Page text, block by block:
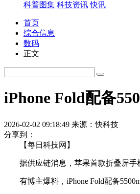
科普图集 科技资讯 快讯
首页
综合信息
数码
正文
iPhone Fold配备
2026-02-02 09:18:49 来源：快科技
分享到：
【每日科技网】
据供应链消息，苹果首款折叠屏手机
有博主爆料，iPhone Fold配备